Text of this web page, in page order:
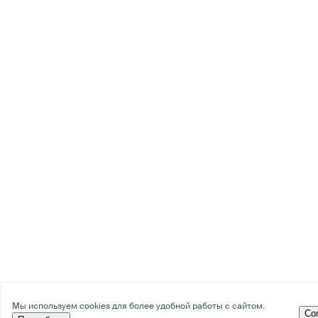
Мы используем cookies для более удобной работы с сайтом.